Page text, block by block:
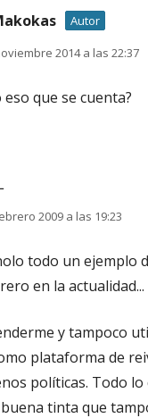
Autor
2014 a las 22:37
que se cuenta?
2009 a las 19:23
todo un ejemplo
en la actualidad...
y tampoco
plataforma de
políticas. Todo
buena tinta que